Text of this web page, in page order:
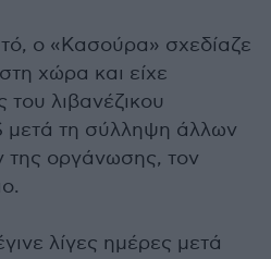
ο «Κασούρα» σχεδίαζε
χώρα και είχε
λιβανέζικου
μετά τη σύλληψη άλλων
οργάνωσης, τον
λίγες ημέρες μετά